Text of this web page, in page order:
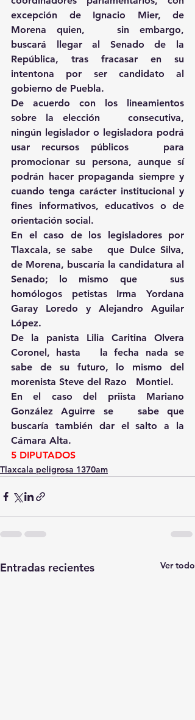
excepción de Ignacio Mier, de
Morena quien,   sin embargo,
buscará llegar al Senado de la
República, tras fracasar en su
intentona por ser candidato al
gobierno de Puebla.
De acuerdo con los lineamientos
sobre la elección   consecutiva,
ningún legislador o legisladora podrá
usar recursos públicos   para
promocionar su persona, aunque sí
podrán hacer propaganda siempre y
cuando tenga carácter institucional y
fines informativos, educativos o de
orientación social.
En el caso de los legisladores por
Tlaxcala, se sabe   que Dulce Silva,
de Morena, buscaría la candidatura al
Senado; lo mismo que   sus
homólogos petistas Irma Yordana
Garay Loredo y Alejandro Aguilar
López.
De la panista Lilia Caritina Olvera
Coronel, hasta   la fecha nada se
sabe de su futuro, lo mismo del
morenista Steve del Razo   Montiel.
En el caso del priista Mariano
González Aguirre se   sabe que
buscaría también dar el salto a la
Cámara Alta.
5 DIPUTADOS
Tlaxcala peligrosa 1370am
Entradas recientes Ver todo